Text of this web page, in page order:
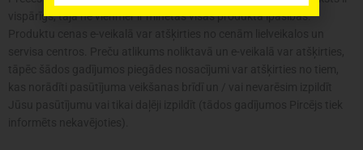
vispārīgs, tajā ne vienmēr ir minētas visas produkta īpašības.